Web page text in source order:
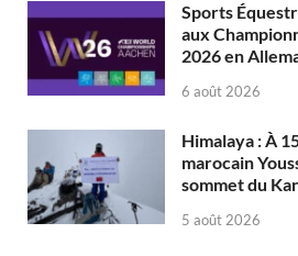
Sports
aux
2026 en
6 août 2026
Himalaya : À
marocain
sommet du
5 août 2026